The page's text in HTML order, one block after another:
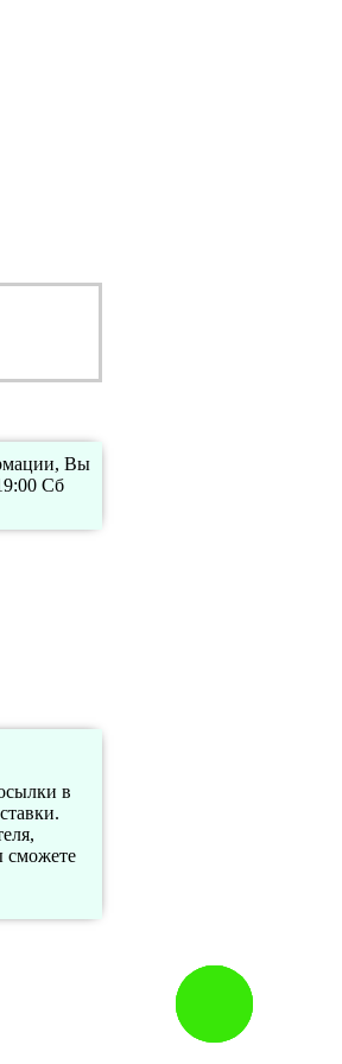
Вы
Сб
в
сможете
Заказать